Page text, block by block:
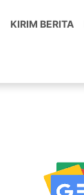
KIRIM BERITA